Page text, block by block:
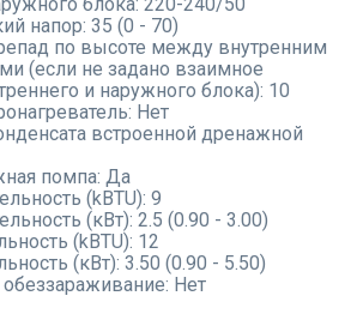
напор: 35 (0 - 70)
по высоте между внутренним
(если не задано взаимное
и наружного блока): 10
Нет
встроенной дренажной
помпа: Да
(kBTU): 9
(кВт): 2.5 (0.90 - 3.00)
(kBTU): 12
(кВт): 3.50 (0.90 - 5.50)
Нет